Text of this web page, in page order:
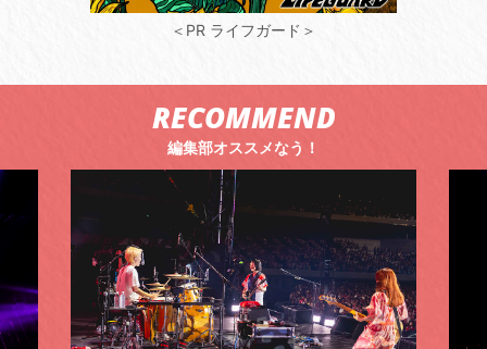
＜PR ライフガード＞
RECOMMEND
編集部オススメなう！